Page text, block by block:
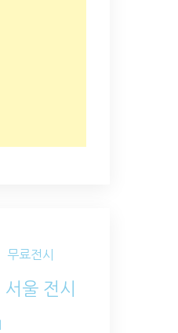
무료전시
서울 전시